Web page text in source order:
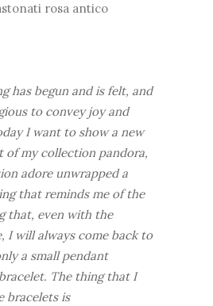
rosa antico
has begun and is felt, and
to convey joy and
I want to show a new
of my collection pandora,
adore unwrapped a
that reminds me of the
that, even with the
I will always come back to
a small pendant
The thing that I
bracelets is